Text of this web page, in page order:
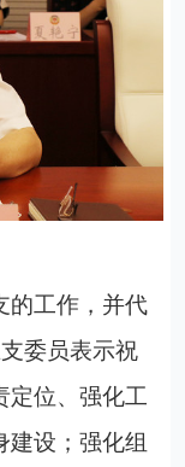
的工作，并代
委员表示祝
定位、强化工
设；强化组